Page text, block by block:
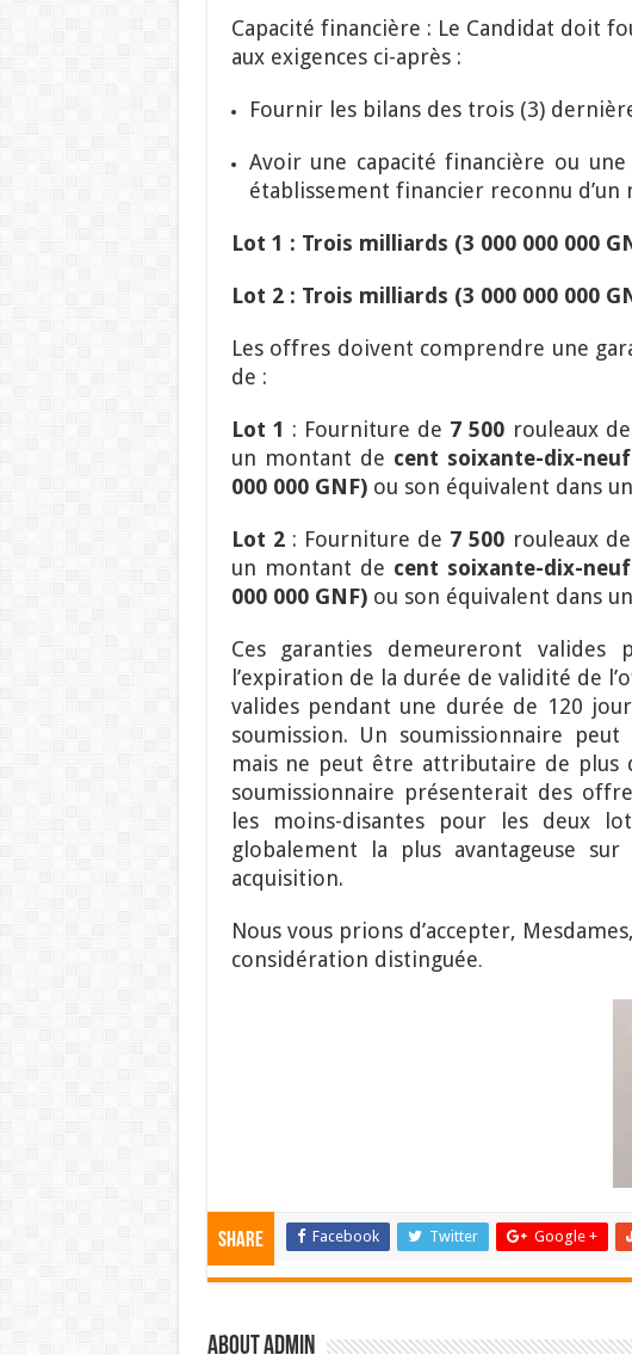
Capacité financière : Le Candidat doit
aux exigences ci-après :
Fournir les bilans des trois (3)
Avoir une capacité financière ou
établissement financier reconnu d’un
Lot 1 : Trois milliards (3 000 000 000
Lot 2 : Trois milliards (3 000 000 000
Les offres doivent comprendre une
de :
Lot 1 : Fourniture de 7 500 rouleaux
un montant de cent soixante-dix-
000 000 GNF)ou son équivalent dans
Lot 2: Fourniture de 7 500 rouleaux
un montant de cent soixante-dix-
000 000 GNF)ou son équivalent dans
Ces garanties demeureront
l’expiration de la durée de validité de
valides pendant une durée de 120
soumission. Un soumissionnaire
mais ne peut être attributaire de plus
soumissionnaire présenterait des
les moins-disantes pour les deux
globalement la plus avantageuse
acquisition.
Nous vous prions d’accepter,
considération distinguée.
Share Facebook Twitter Google +
About admin